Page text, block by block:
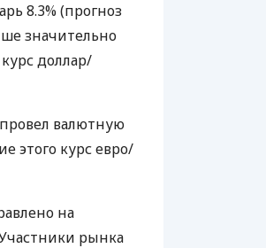
8.3% (прогноз
значительно
доллар/
валютную
этого курс евро/
на
рынка